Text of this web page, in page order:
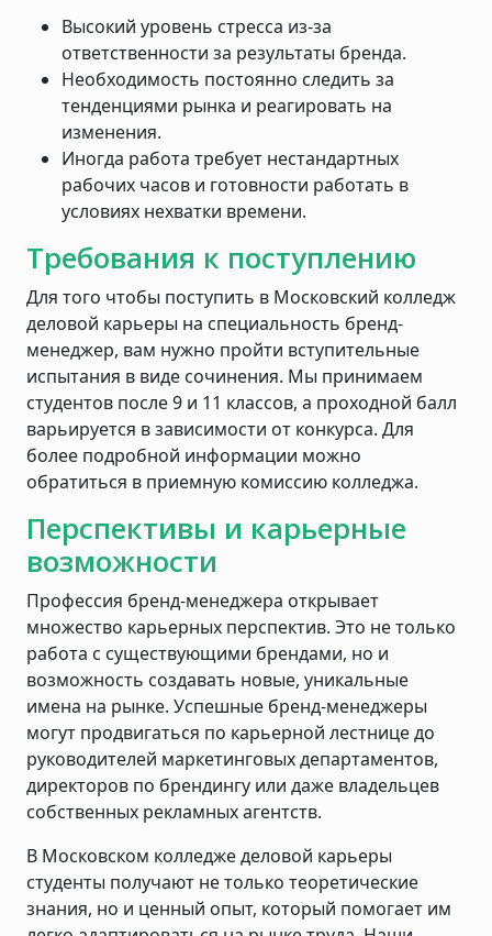
Высокий уровень стресса из-за
ответственности за результаты бренда.
Необходимость постоянно следить за
тенденциями рынка и реагировать на
изменения.
Иногда работа требует нестандартных
рабочих часов и готовности работать в
условиях нехватки времени.
Требования к поступлению
Для того чтобы поступить в Московский колледж
деловой карьеры на специальность бренд-
менеджер, вам нужно пройти вступительные
испытания в виде сочинения. Мы принимаем
студентов после 9 и 11 классов, а проходной балл
варьируется в зависимости от конкурса. Для
более подробной информации можно
обратиться в приемную комиссию колледжа.
Перспективы и карьерные
возможности
Профессия бренд-менеджера открывает
множество карьерных перспектив. Это не только
работа с существующими брендами, но и
возможность создавать новые, уникальные
имена на рынке. Успешные бренд-менеджеры
могут продвигаться по карьерной лестнице до
руководителей маркетинговых департаментов,
директоров по брендингу или даже владельцев
собственных рекламных агентств.
В Московском колледже деловой карьеры
студенты получают не только теоретические
знания, но и ценный опыт, который помогает им